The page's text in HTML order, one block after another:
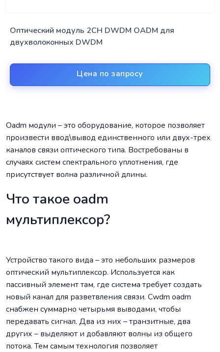
Оптический модуль 2CH DWDM OADM для
двухволоконных DWDM
Цена по запросу
Oadm модули – это оборудование, которое позволяет
произвести ввод\вывод единственного или двух-трех
каналов связи оптического типа. Востребованы в
случаях систем спектрального уплотнения, где
присутствует волна различной длины.
Что такое oadm
мультиплексор?
Устройство такого вида – это небольших размеров
оптический мультиплексор. Используется как
пассивный элемент там, где система требует создать
новый канал для разветвления связи. Cwdm oadm
снабжен суммарно четырьмя выводами, чтобы
передавать сигнал. Два из них – транзитные, два
других – выделяют и добавляют волны из общего
потока. Тем самым технология позволяет